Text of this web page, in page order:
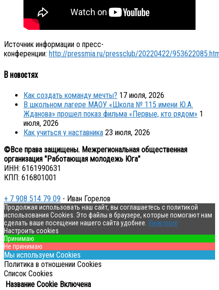
Источник информации о пресс-
конференции: http://pressmia.ru/pressclub/20220422/
В новостях
Как создать команду мечты? 17 июля, 2026
В школьном лагере МАОУ «Школа № 115 имени Ю.А.
Жданова» прошел показ фильма «Первые, кто рядом» 1
июля, 2026
Как учиться у наставника 23 июля, 2026
©Все права защищены. Межрегиональная общественная
организация "Работающая молодежь Юга"
ИНН: 6161990631
КПП: 616801001
+ 7 908 514 79 09 - Иван Горелов
Продолжая использовать наш сайт, вы соглашаетесь с политикой
использования Cookies. Это файлы в браузере, которые помогают нам
сделать ваше посещение нашего сайта удобнее. View more
Настроить cookies
Принимаю
Не принимаю
Мы используем Cookies
Политика в отношении Cookies
Список Cookies
Название Cookie Включена